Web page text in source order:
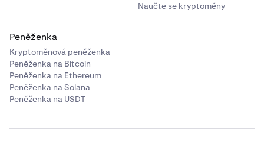
Naučte se kryptoměny
Peněženka
Kryptoměnová peněženka
Peněženka na Bitcoin
Peněženka na Ethereum
Peněženka na Solana
Peněženka na USDT